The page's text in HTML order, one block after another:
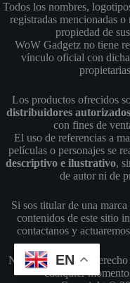
Todos los nombres,
registradas mencionadas
propiedad de
WoW Gadgetz no tiene
vínculo oficial con
Los productos ofrecidos
distribuidores autorizados
con fines de
El uso de referencias a
películas o personajes se
descriptivo e ilustrativo,
de autor ni de
Si sos titular de una
contenidos de este sitio
contactanos y
Nos reservamos el
cualquier
EN